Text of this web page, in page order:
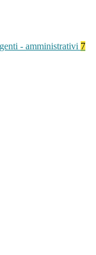
- amministrativi 7